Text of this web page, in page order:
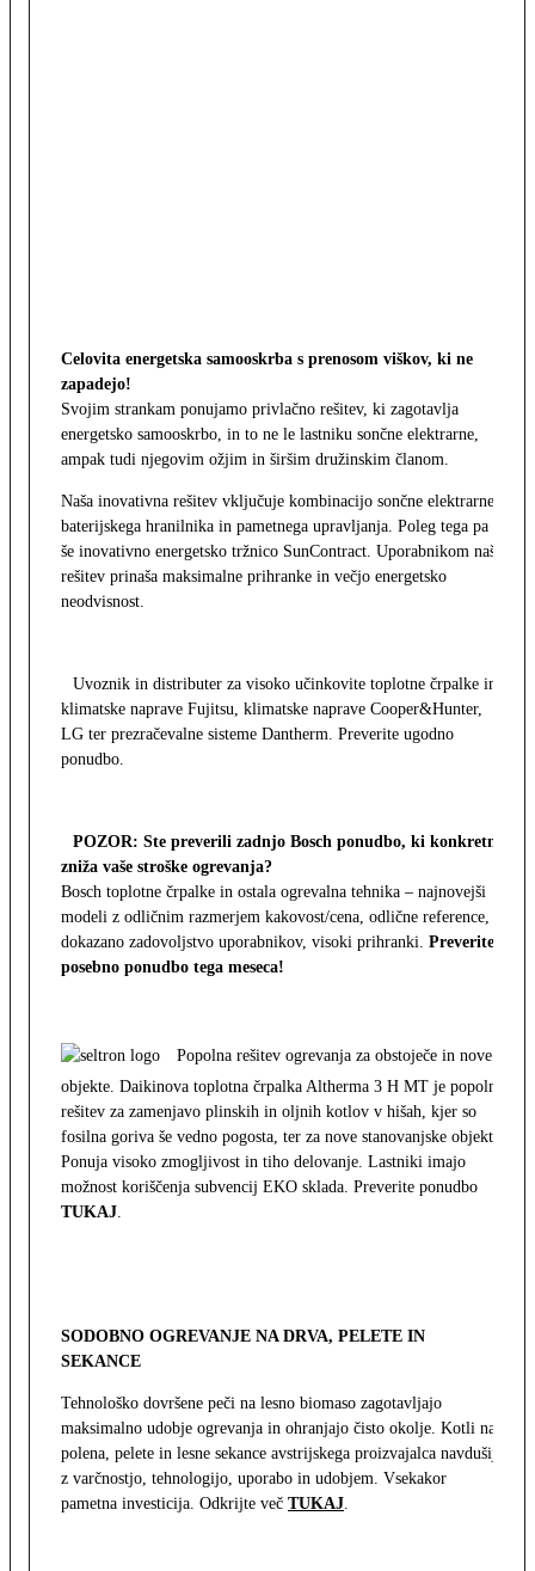
Celovita energetska samooskrba s prenosom viškov, ki ne
zapadejo!
Svojim strankam ponujamo privlačno rešitev, ki zagotavlja
energetsko samooskrbo, in to ne le lastniku sončne elektrarne,
ampak tudi njegovim ožjim in širšim družinskim članom.
Naša inovativna rešitev vključuje kombinacijo sončne elektrarne,
baterijskega hranilnika in pametnega upravljanja. Poleg tega pa
še inovativno energetsko tržnico SunContract. Uporabnikom naša
rešitev prinaša maksimalne prihranke in večjo energetsko
neodvisnost.
Uvoznik in distributer za visoko učinkovite toplotne črpalke in
klimatske naprave Fujitsu, klimatske naprave Cooper&Hunter,
LG ter prezračevalne sisteme Dantherm. Preverite ugodno
ponudbo.
POZOR: Ste preverili zadnjo Bosch ponudbo, ki konkretno
zniža vaše stroške ogrevanja?
Bosch toplotne črpalke in ostala ogrevalna tehnika – najnovejši
modeli z odličnim razmerjem kakovost/cena, odlične reference,
dokazano zadovoljstvo uporabnikov, visoki prihranki. Preverite
posebno ponudbo tega meseca!
Popolna rešitev ogrevanja za obstoječe in nove
objekte. Daikinova toplotna črpalka Altherma 3 H MT je popolna
rešitev za zamenjavo plinskih in oljnih kotlov v hišah, kjer so
fosilna goriva še vedno pogosta, ter za nove stanovanjske objekte.
Ponuja visoko zmogljivost in tiho delovanje. Lastniki imajo
možnost koriščenja subvencij EKO sklada. Preverite ponudbo
TUKAJ.
SODOBNO OGREVANJE NA DRVA, PELETE IN
SEKANCE
Tehnološko dovršene peči na lesno biomaso zagotavljajo
maksimalno udobje ogrevanja in ohranjajo čisto okolje. Kotli na
polena, pelete in lesne sekance avstrijskega proizvajalca navdušijo
z varčnostjo, tehnologijo, uporabo in udobjem. Vsekakor
pametna investicija. Odkrijte več TUKAJ.